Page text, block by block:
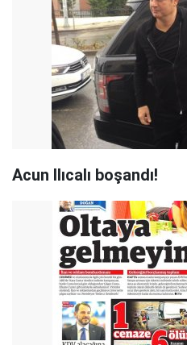
Acun Ilıcalı boşandı!